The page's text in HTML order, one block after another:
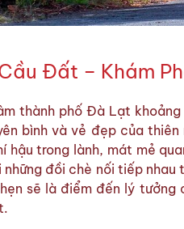
Đất – Khám
thành phố Đà Lạt
bình và vẻ đẹp của
hậu trong lành, mát mẻ
đồi chè nối tiếp
sẽ là điểm đến lý tưởng